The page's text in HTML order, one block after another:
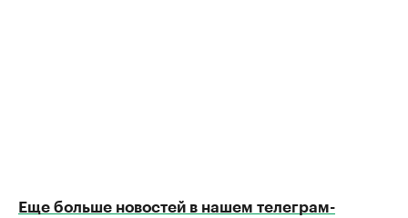
Еще больше новостей в нашем телеграм-